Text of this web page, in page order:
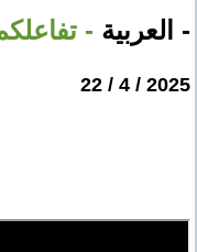
- العربية -
2025 / 4 / 22